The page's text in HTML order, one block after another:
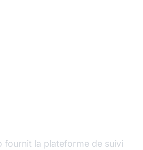
fournit la plateforme de suivi